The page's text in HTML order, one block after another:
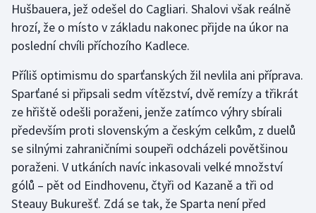
Hušbauera, jež odešel do Cagliari. Shalovi však reálně
hrozí, že o místo v základu nakonec přijde na úkor na
poslední chvíli příchozího Kadlece.
Příliš optimismu do sparťanských žil nevlila ani příprava.
Sparťané si připsali sedm vítězství, dvě remízy a třikrát
ze hřiště odešli poraženi, jenže zatímco výhry sbírali
především proti slovenským a českým celkům, z duelů
se silnými zahraničními soupeři odcházeli povětšinou
poraženi. V utkáních navíc inkasovali velké množství
gólů – pět od Eindhovenu, čtyři od Kazaně a tři od
Steauy Bukurešť. Zdá se tak, že Sparta není před